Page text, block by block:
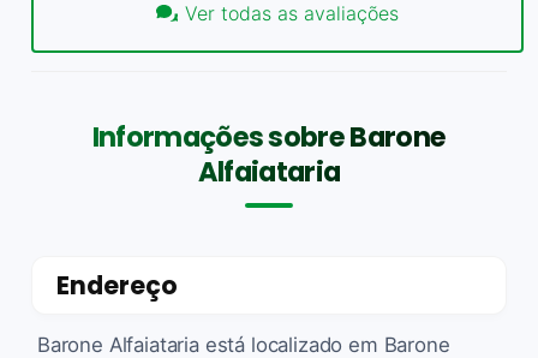
Ver todas as avaliações
Informações sobre Barone
Alfaiataria
Endereço
Barone Alfaiataria está localizado em Barone